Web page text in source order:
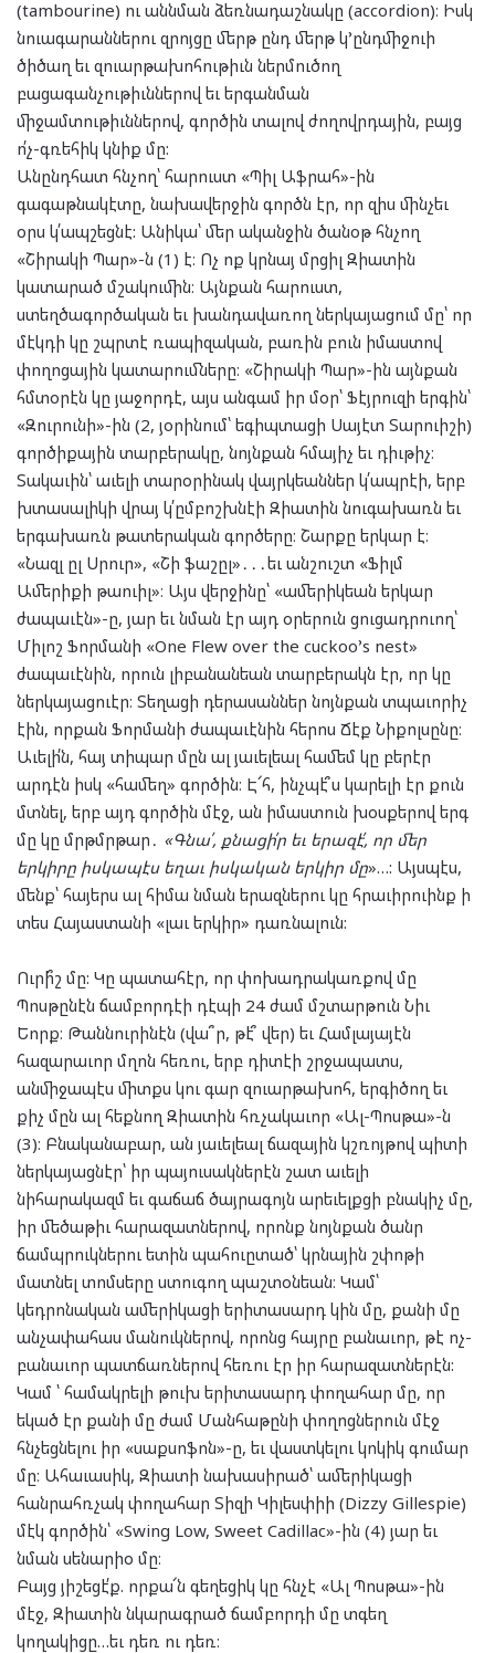
(tambourine) ու աննման ձեռնադաշնակը (accordion)։ Իսկ
նուագարաններու զրոյցը մերթ ընդ մերթ կ’ընդմիջուի
ծիծաղ եւ զուարթախոհութիւն ներմուծող
բացագանչութիւններով եւ երգանման
միջամտութիւններով, գործին տալով ժողովրդային, բայց
ո՛չ-գռեհիկ կնիք մը:
Անընդհատ հնչող՝ հարուստ «Պիլ Աֆրահ»-ին
գագաթնակէտը, նախավերջին գործն էր, որ զիս մինչեւ
օրս կ՛ապշեցնէ: Անիկա՝ մեր ականջին ծանօթ հնչող
«Շիրակի Պար»-ն (1) է։ Ոչ ոք կրնայ մրցիլ Զիատին
կատարած մշակումին։ Այնքան հարուստ,
ստեղծագործական եւ խանդավառող ներկայացում մը՝ որ
մէկդի կը շպրտէ ռապիզական, բառին բուն իմաստով
փողոցային կատարումները։ «Շիրակի Պար»-ին այնքան
հմտօրէն կը յաջորդէ, այս անգամ իր մօր՝ Ֆէյրուզի երգին՝
«Զուրունի»-ին (2, յօրինում՝ եգիպտացի Սայէտ Տարուիշի)
գործիքային տարբերակը, նոյնքան հմայիչ եւ դիւթիչ։
Տակաւին՝ աւելի տարօրինակ վայրկեաններ կ՛ապրէի, երբ
խտասալիկի վրայ կ՛ըմբոշխնէի Զիատին նուգախառն եւ
երգախառն թատերական գործերը։ Շարքը երկար է։
«Նազլ ըլ Սրուր», «Շի ֆաշըլ»․․․եւ անշուշտ «Ֆիլմ
Ամերիքի թաուիլ»։ Այս վերջինը՝ «ամերիկեան երկար
ժապաւէն»-ը, յար եւ նման էր այդ օրերուն ցուցադրուող՝
Միլոշ Ֆորմանի «One Flew over the cuckoo’s nest»
ժապաւէնին, որուն լիբանանեան տարբերակն էր, որ կը
ներկայացուէր։ Տեղացի դերասաններ նոյնքան տպաւորիչ
էին, որքան Ֆորմանի ժապաւէնին հերոս Ճէք Նիքոլսընը։
Աւելի՛ն, հայ տիպար մըն ալ յաւելեալ համեմ կը բերէր
արդէն իսկ «համեղ» գործին։ Է՜հ, ինչպէ՞ս կարելի էր քուն
մտնել, երբ այդ գործին մէջ, ան իմաստուն խօսքերով երգ
մը կը մրթմրթար․ «Գնա՛, քնացի՛ր եւ երազէ՛, որ մեր
երկիրը իսկապէս եղաւ իսկական երկիր մը»…: Այսպէս,
մենք՝ հայերս ալ հիմա նման երազներու կը հրաւիրուինք ի
տես Հայաստանի «լաւ երկիր» դառնալուն:
Ուրի՞շ մը: Կը պատահէր, որ փոխադրակառքով մը
Պոսթընէն ճամբորդէի դէպի 24 ժամ մշտարթուն Նիւ
Եորք։ Թաննուրինէն (վա՞ր, թէ՞ վեր) եւ Համլայայէն
հազարաւոր մղոն հեռու, երբ դիտէի շրջապատս,
անմիջապէս միտքս կու գար զուարթախոհ, երգիծող եւ
քիչ մըն ալ հեքնող Զիատին հռչակաւոր «Ալ-Պոսթա»-ն
(3)։ Բնականաբար, ան յաւելեալ ճազային կշռոյթով պիտի
ներկայացնէր՝ իր պայուսակներէն շատ աւելի
նիհարակազմ եւ գաճաճ ծայրագոյն արեւելքցի բնակիչ մը,
իր մեծաթիւ հարազատներով, որոնք նոյնքան ծանր
ճամպրուկներու ետին պահուըտած՝ կրնային շփոթի
մատնել տոմսերը ստուգող պաշտօնեան։ Կամ՝
կեդրոնական ամերիկացի երիտասարդ կին մը, քանի մը
անչափահաս մանուկներով, որոնց հայրը բանաւոր, թէ ոչ-
բանաւոր պատճառներով հեռու էր իր հարազատներէն:
Կամ ՝ համակրելի թուխ երիտասարդ փողահար մը, որ
եկած էր քանի մը ժամ Մանհաթընի փողոցներուն մէջ
հնչեցնելու իր «սաքսոֆոն»-ը, եւ վաստկելու կոկիկ գումար
մը։ Ահաւասիկ, Զիատի նախասիրած՝ ամերիկացի
հանրահռչակ փողահար Տիզի Կիլեսփիի (Dizzy Gillespie)
մէկ գործին՝ «Swing Low, Sweet Cadillac»-ին (4) յար եւ
նման սենարիօ մը։
Բայց յիշեցէ՛ք. որքա՜ն գեղեցիկ կը հնչէ «Ալ Պոսթա»-ին
մէջ, Զիատին նկարագրած ճամբորդի մը տգեղ
կողակիցը…եւ դեռ ու դեռ։